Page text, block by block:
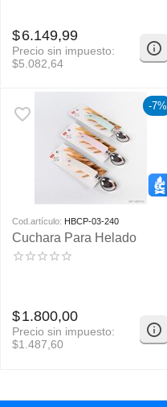
$6.149,99
Precio sin impuesto:
$5.082,64
-7%
Cod.artículo: HBCP-03-240
Cuchara Para Helado
$1.800,00
Precio sin impuesto:
$1.487,60